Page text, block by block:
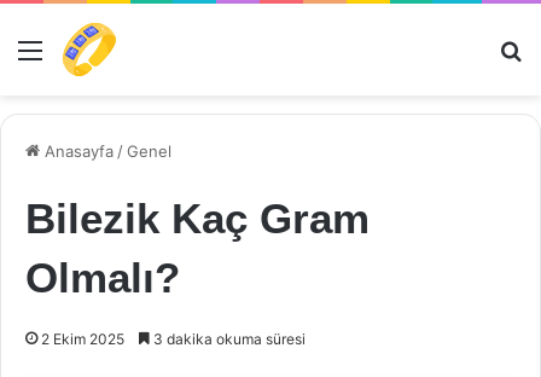
Menü
Anasayfa /Genel
Bilezik Kaç Gram
Olmalı?
2 Ekim 2025 3 dakika okuma süresi